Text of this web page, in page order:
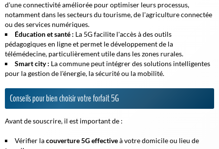
d'une connectivité améliorée pour optimiser leurs processus,
notamment dans les secteurs du tourisme, de l'agriculture connectée
ou des services numériques.
Éducation et santé : La 5G facilite l'accès à des outils
pédagogiques en ligne et permet le développement de la
télémédecine, particulièrement utile dans les zones rurales.
Smart city : La commune peut intégrer des solutions intelligentes
pour la gestion de l'énergie, la sécurité ou la mobilité.
Conseils pour bien choisir votre forfait 5G
Avant de souscrire, il est important de :
Vérifier lacouverture 5G effectiveà votre domicile ou lieu de